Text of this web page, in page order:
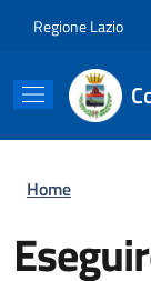
Regione Lazio
Briciole
Home